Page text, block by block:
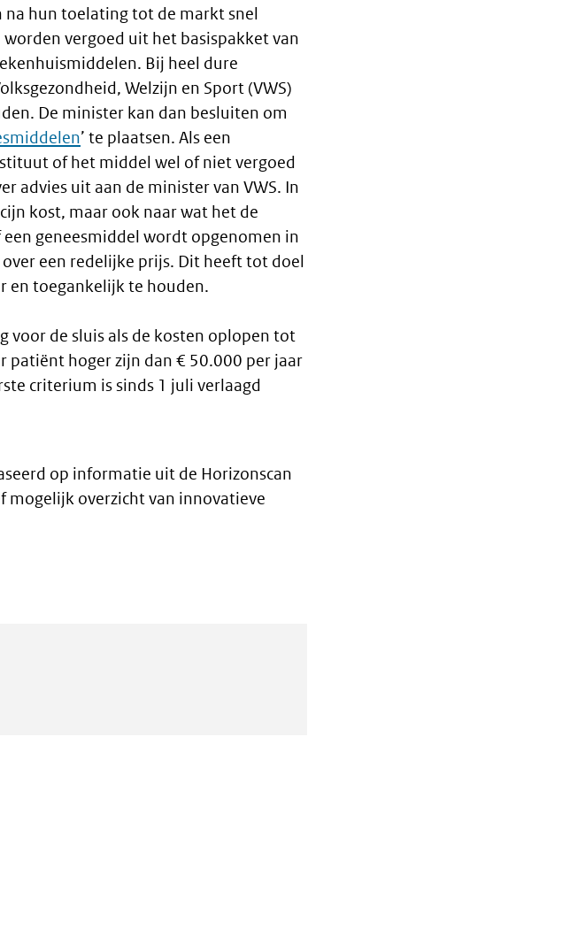
na hun toelating tot de markt snel
vergoed uit het basispakket van
Bij heel dure
Welzijn en Sport (VWS)
De minister kan dan besluiten om
’ te plaatsen. Als een
of het middel wel of niet vergoed
advies uit aan de minister van VWS. In
kost, maar ook naar wat het de
geneesmiddel wordt opgenomen in
een redelijke prijs. Dit heeft tot doel
en toegankelijk te houden.
voor de sluis als de kosten oplopen tot
patiënt hoger zijn dan € 50.000 per jaar
criterium is sinds 1 juli verlaagd
op informatie uit de Horizonscan
mogelijk overzicht van innovatieve